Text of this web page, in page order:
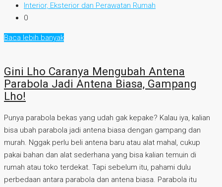
Interior, Eksterior dan Perawatan Rumah
0
Baca lebih banyak
Gini Lho Caranya Mengubah Antena
Parabola Jadi Antena Biasa, Gampang
Lho!
Punya parabola bekas yang udah gak kepake? Kalau iya, kalian
bisa ubah parabola jadi antena biasa dengan gampang dan
murah. Nggak perlu beli antena baru atau alat mahal, cukup
pakai bahan dan alat sederhana yang bisa kalian temuin di
rumah atau toko terdekat. Tapi sebelum itu, pahami dulu
perbedaan antara parabola dan antena biasa. Parabola itu